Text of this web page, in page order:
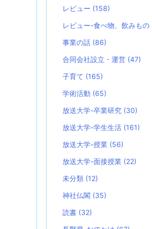
レビュー (158)
レビュー-食べ物、飲みもの
事業の話 (86)
合同会社設立・運営 (47)
子育て (165)
学術活動 (65)
放送大学-卒業研究 (30)
放送大学-学生生活 (161)
放送大学-授業 (56)
放送大学-面接授業 (22)
未分類 (12)
神社仏閣 (35)
読書 (32)